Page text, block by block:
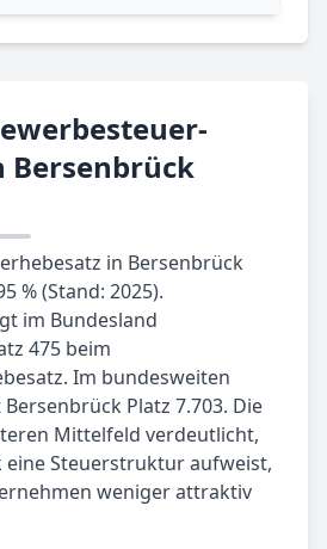
Bersenbrück
in Bersenbrück
% (Stand: 2025).
im Bundesland
475 beim
Im bundesweiten
Platz 7.703. Die
Mittelfeld verdeutlicht,
eine Steuerstruktur aufweist,
weniger attraktiv